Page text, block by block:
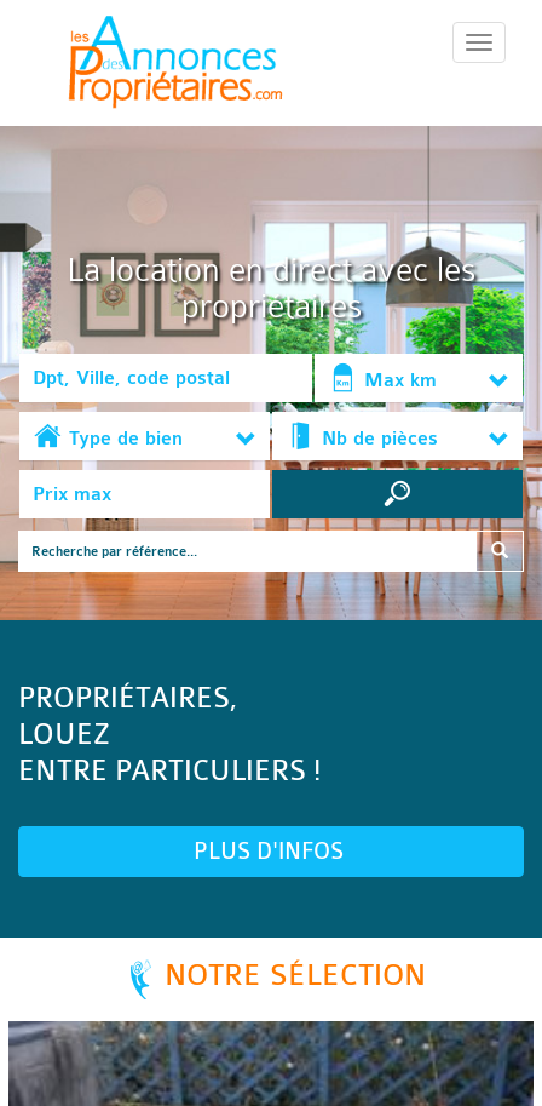
::Menu::
La location en direct avec les
propriétaires
Max km
Type de bien Nb de pièces
PROPRIÉTAIRES,
LOUEZ
ENTRE PARTICULIERS !
PLUS D'INFOS
NOTRE SÉLECTION